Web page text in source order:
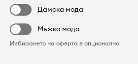
Дамска мода
Мъжка мода
Избирането на оферта е опционално